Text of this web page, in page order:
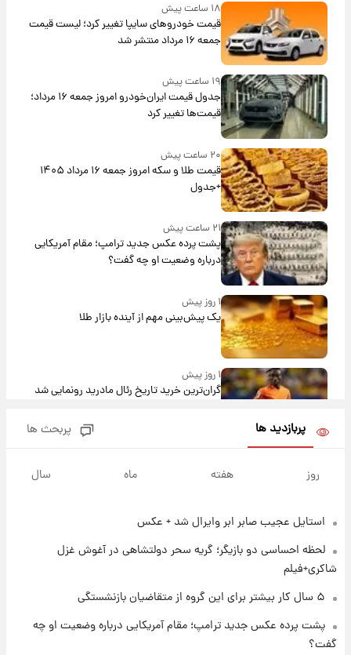
۱۸ ساعت پیش
قیمت خودروهای سایپا تغییر کرد؛ لیست قیمت
جمعه ۱۶ مرداد منتشر شد
۱۹ ساعت پیش
جدول قیمت ایران‌خودرو امروز جمعه ۱۶ مرداد؛
قیمت‌ها تغییر کرد
۲۰ ساعت پیش
قیمت طلا و سکه امروز جمعه ۱۶ مرداد ۱۴۰۵
+جدول
۲۱ ساعت پیش
پشت پرده عکس جدید ترامپ؛ مقام آمریکایی
درباره وضعیت او چه گفت؟
۱ روز پیش
یک پیش‌بینی مهم از آینده بازار طلا
۱ روز پیش
گران‌ترین خرید تاریخ رئال مادرید رونمایی شد
روزها پربارش‌تر خواهند بود؟
۱ روز پیش
شد؛ تیکدری، محبی و سرگیف با اعداد ویژه
۱ روز پیش
شد+فیلم
پربازدید ها پربحث ها
روز هفته ماه سال
استایل عجیب صابر ابر وایرال شد + عکس
لحظه احساسی دو بازیگر؛ گریه سحر دولتشاهی در آغوش غزل
شاکری+فیلم
۵ سال کار بیشتر برای این گروه از متقاضیان بازنشستگی
پشت پرده عکس جدید ترامپ؛ مقام آمریکایی درباره وضعیت او چه
گفت؟